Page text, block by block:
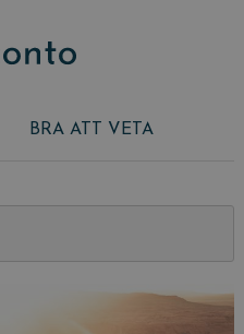
BRA ATT VETA